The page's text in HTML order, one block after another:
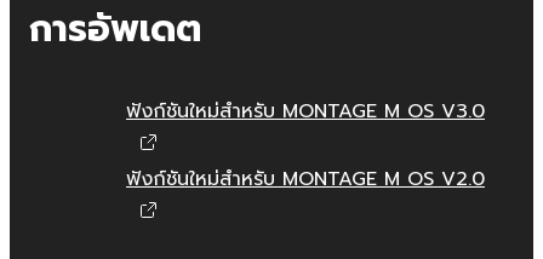
การอัพเดต
ฟังก์ชันใหม่สำหรับ MONTAGE M OS V3.0
ฟังก์ชันใหม่สำหรับ MONTAGE M OS V2.0